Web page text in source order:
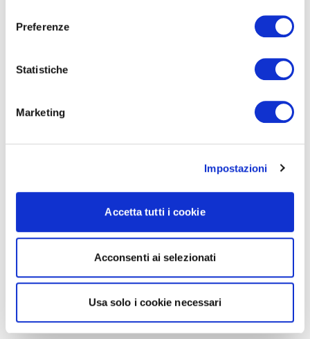
Preferenze
Statistiche
Marketing
Impostazioni
Accetta tutti i cookie
Acconsenti ai selezionati
Usa solo i cookie necessari